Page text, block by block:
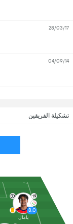
تشكيلة الفريقين
19
8.0
يامال
28/03/17
04/09/14